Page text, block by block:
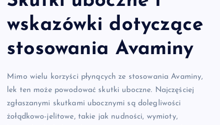
wskazówki dotyczące
stosowania Avaminy
Mimo wielu korzyści płynących ze stosowania Avaminy,
lek ten może powodować skutki uboczne. Najczęściej
zgłaszanymi skutkami ubocznymi są dolegliwości
żołądkowo-jelitowe, takie jak nudności, wymioty,